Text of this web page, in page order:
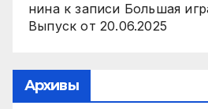
нинак записи Большая
Выпуск от 20.06.2025
Архивы